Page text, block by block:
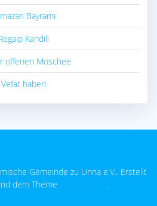
Bayramı
Kandili
offenen Moschee
Vefat haberi
Gemeinde zu Unna e.V.. Erstellt
dem Theme
.